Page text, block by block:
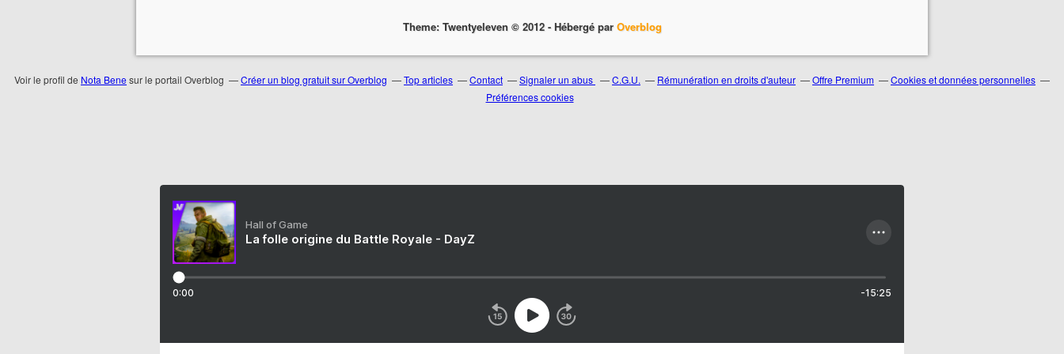
Theme: Twentyeleven © 2012 - Hébergé par Overblog
Voir le profil de Nota Bene sur le portail Overblog Créer un blog gratuit sur Overblog Top articles Contact Signaler un abus C.G.U. Rémunération en droits d'auteur Offre Premium
Cookies et données personnelles
Préférences cookies
Hall of Game
La folle origine du Battle Royale - DayZ
0:00 -15:25